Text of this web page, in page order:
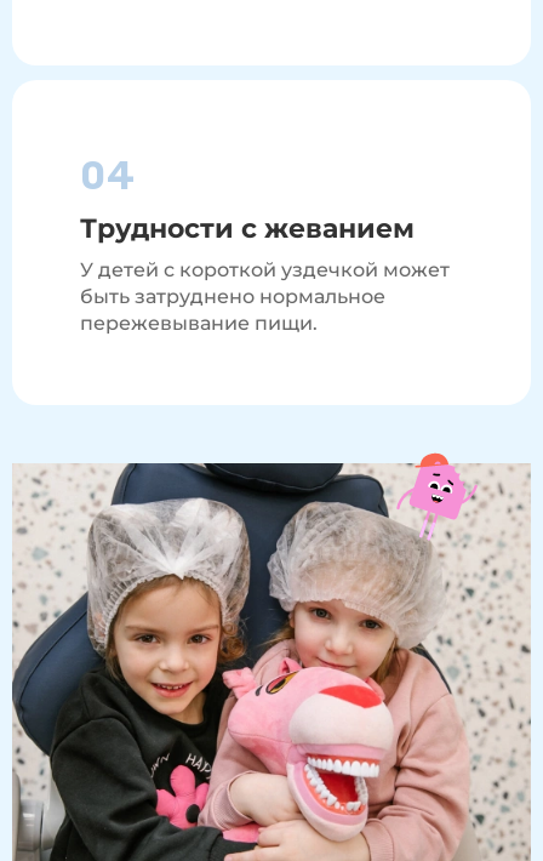
04
Трудности с жеванием
У детей с короткой уздечкой может
быть затруднено нормальное
пережевывание пищи.